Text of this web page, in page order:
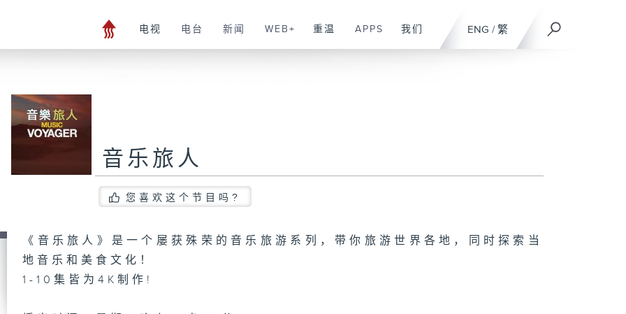
ENG / 繁
电视 电台 新闻 WEB+ 重温 APPS 我们
音乐旅人
您喜欢这个节目吗?
《音乐旅人》是一个屡获殊荣的音乐旅游系列，带你旅游世界各地，同时探索当
地音乐和美食文化！
1-10集皆为4K制作!